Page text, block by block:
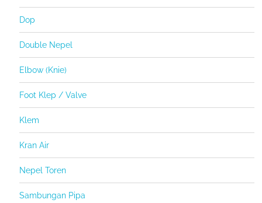
Dop
Double Nepel
Elbow (Knie)
Foot Klep / Valve
Klem
Kran Air
Nepel Toren
Sambungan Pipa